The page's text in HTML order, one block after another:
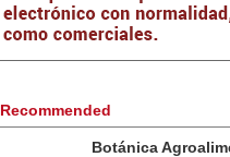
Recommended
Botánica Agroalimentaria